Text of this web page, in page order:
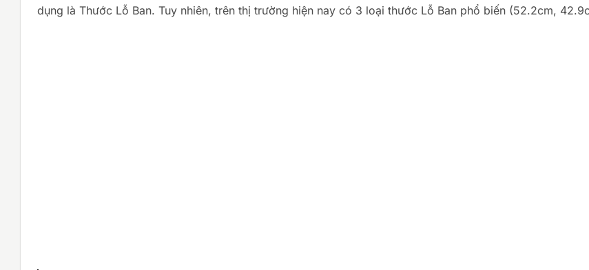
dụng là Thước Lỗ Ban. Tuy nhiên, trên thị trường hiện nay có 3 loại thước Lỗ Ban phổ biến (52.2cm,